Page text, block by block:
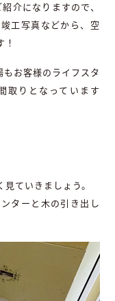
介になりますので、
工写真などから、空
お客様のライフスタ
取りとなっています
ていきましょう。
ターと木の引き出し